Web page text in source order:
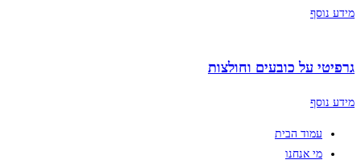
מידע נוסף
גרפיטי על כובעים וחולצות
מידע נוסף
עמוד הבית
מי אנחנו